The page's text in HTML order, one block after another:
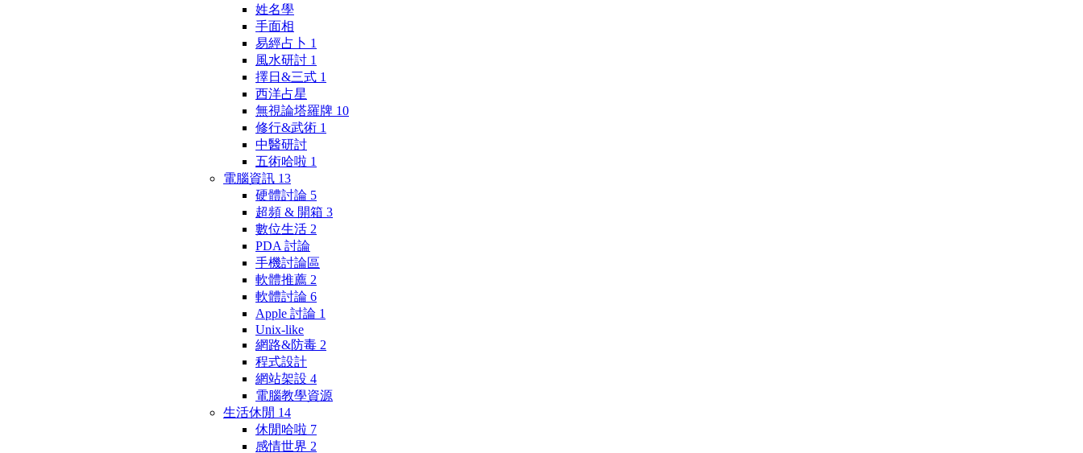
姓名學
手面相
易經占卜 1
風水研討 1
擇日&三式 1
西洋占星
無視論塔羅牌 10
修行&武術 1
中醫研討
五術哈啦 1
電腦資訊 13
硬體討論 5
超頻 & 開箱 3
數位生活 2
PDA 討論
手機討論區
軟體推薦 2
軟體討論 6
Apple 討論 1
Unix-like
網路&防毒 2
程式設計
網站架設 4
電腦教學資源
生活休閒 14
休閒哈啦 7
感情世界 2